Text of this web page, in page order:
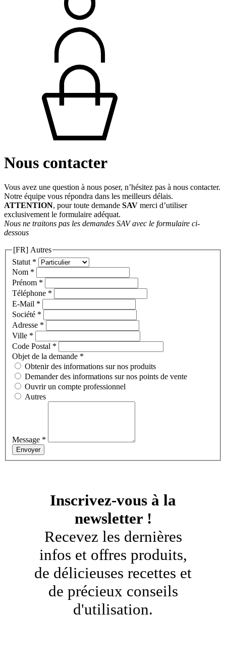
Nous contacter
Vous avez une question à nous poser, n’hésitez pas à nous contacter.
Notre équipe vous répondra dans les meilleurs délais.
ATTENTION, pour toute demande SAV merci d’utiliser
exclusivement le formulaire adéquat.
Nous ne traitons pas les demandes SAV avec le formulaire ci-
dessous
[FR] Autres
Statut *
Nom *
Prénom *
Téléphone *
E-Mail *
Société *
Adresse *
Ville *
Code Postal *
Objet de la demande *
Obtenir des informations sur nos produits
Demander des informations sur nos points de vente
Ouvrir un compte professionnel
Autres
Message *
Envoyer
Inscrivez-vous à la
newsletter !
Recevez les dernières
infos et offres produits,
de délicieuses recettes et
de précieux conseils
d'utilisation.